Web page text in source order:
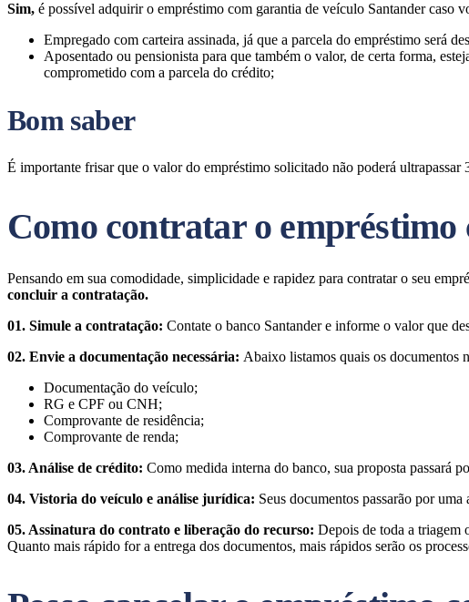
Sim, é possível adquirir o empréstimo com garantia de veículo Santander caso
Empregado com carteira assinada, já que a parcela do empréstimo será
Aposentado ou pensionista para que também o valor, de certa forma,
comprometido com a parcela do crédito;
Bom saber
É importante frisar que o valor do empréstimo solicitado não poderá
Como contratar o
Pensando em sua comodidade, simplicidade e rapidez para contratar o seu
concluir a contratação.
01. Simule a contratação: Contate o banco Santander e informe o valor que
02. Envie a documentação necessária: Abaixo listamos quais os documentos
Documentação do veículo;
RG e CPF ou CNH;
Comprovante de residência;
Comprovante de renda;
03. Análise de crédito: Como medida interna do banco, sua proposta passará
04. Vistoria do veículo e análise jurídica: Seus documentos passarão por
05. Assinatura do contrato e liberação do recurso: Depois de toda a triagem
Quanto mais rápido for a entrega dos documentos, mais rápidos serão os